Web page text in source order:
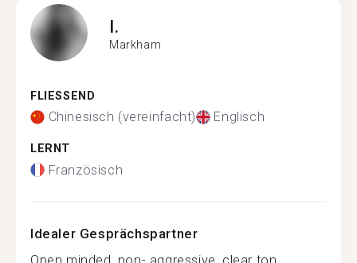
I.
Markham
FLIESSEND
Chinesisch (vereinfacht) Englisch
LERNT
Französisch
Idealer Gesprächspartner
Open minded, non- aggressive, clear ton...